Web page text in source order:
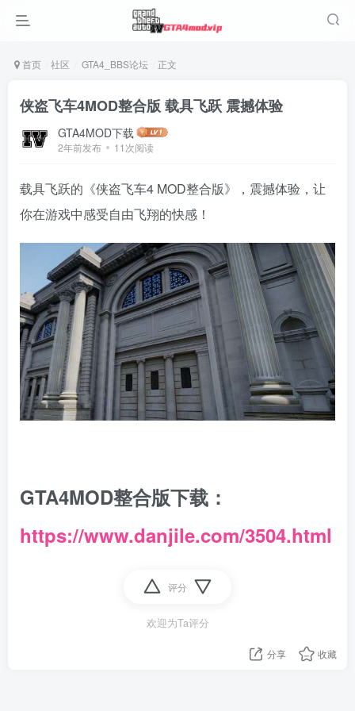
首页 社区 GTA4_BBS论坛 正文
侠盗飞车4MOD整合版 载具飞跃 震撼体验
GTA4MOD下载
2年前发布 11次阅读
载具飞跃的《侠盗飞车4 MOD整合版》，震撼体验，让
你在游戏中感受自由飞翔的快感！
GTA4MOD整合版下载：
https://www.danjile.com/3504.html
评分
欢迎为Ta评分
分享 收藏